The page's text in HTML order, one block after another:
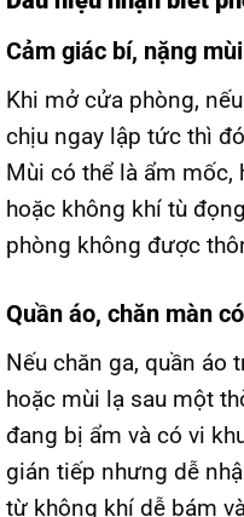
Cảm giác bí, nặng
Khi mở cửa phòng,
chịu ngay lập tức thì
Mùi có thể là ẩm
hoặc không khí tù
phòng không được
Quần áo, chăn màn
Nếu chăn ga, quần áo
hoặc mùi lạ sau một
đang bị ẩm và có vi
gián tiếp nhưng dễ
từ không khí dễ bám